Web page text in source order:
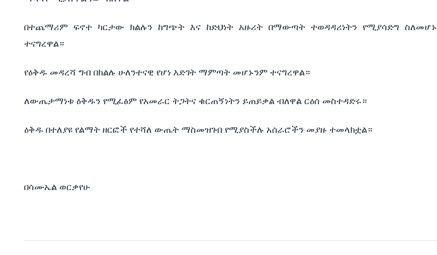
በተጨማሪም ፍኖተ ካርታው ክልሉን ከግጭት እና ከድህነት አዙሪት በማውጣት ተወዳዳሪነትን የሚያሳድግ ስለመሆኑ
ተናግረዋል።
የዕቅዱ መዳረሻ ግብ በክልሉ ሁለንተናዊ የሆነ እድገት ማምጣት መሆኑንም ተናግረዋል።
ለውጤታማነቱ ዕቅዱን የሚፈፅም የአመራር ትጋትና ቁርጠኝነትን ይጠይቃል ብለዋል ርዕሰ መስተዳድሩ።
ዕቅዱ በተለያዩ የልማት ዘርፎች የተሻለ ውጤት ማስመዝገብ የሚያስችሉ አሰራሮችን መያዙ ተመላክቷል።
በሳሙኤል ወርቃየሁ